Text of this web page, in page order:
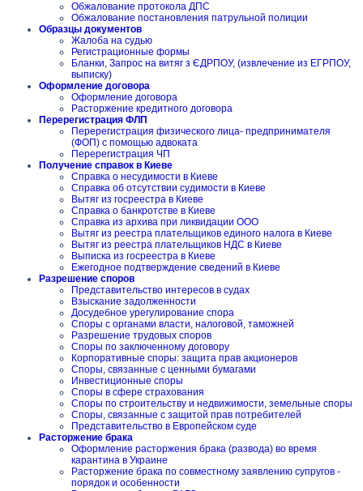
Обжалование протокола ДПС
Обжалование постановления патрульной полиции
Образцы документов
Жалоба на судью
Регистрационные формы
Бланки, Запрос на витяг з ЄДРПОУ, (извлечение из ЕГРПОУ,
выписку)
Оформление договора
Оформление договора
Расторжение кредитного договора
Перерегистрация ФЛП
Перерегистрация физического лица- предпринимателя
(ФОП) с помощью адвоката
Перерегистрация ЧП
Получение справок в Киеве
Справка о несудимости в Киеве
Справка об отсутствии судимости в Киеве
Вытяг из госреестра в Киеве
Справка о банкротстве в Киеве
Справка из архива при ликвидации ООО
Вытяг из реестра плательщиков единого налога в Киеве
Вытяг из реестра плательщиков НДС в Киеве
Выписка из госреестра в Киеве
Ежегодное подтверждение сведений в Киеве
Разрешение споров
Представительство интересов в судах
Взыскание задолженности
Досудебное урегулирование спора
Споры с органами власти, налоговой, таможней
Разрешение трудовых споров
Споры по заключенному договору
Корпоративные споры: защита прав акционеров
Споры, связанные с ценными бумагами
Инвестиционные споры
Споры в сфере страхования
Споры по строительству и недвижимости, земельные споры
Споры, связанные с защитой прав потребителей
Представительство в Европейском суде
Расторжение брака
Оформление расторжения брака (развода) во время
карантина в Украине
Расторжение брака по совместному заявлению супругов -
порядок и особенности